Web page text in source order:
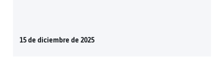
15 de diciembre de 2025